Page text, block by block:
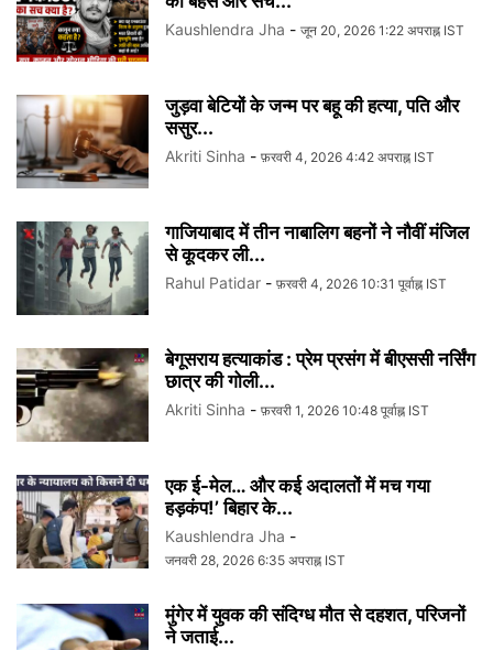
Kaushlendra Jha - जून 20, 2026 1:22 अपराह्न IST
जुड़वा बेटियों के जन्म पर बहू की हत्या, पति और
ससुर...
Akriti Sinha - फ़रवरी 4, 2026 4:42 अपराह्न IST
गाजियाबाद में तीन नाबालिग बहनों ने नौवीं मंजिल
से कूदकर ली...
Rahul Patidar - फ़रवरी 4, 2026 10:31 पूर्वाह्न IST
बेगूसराय हत्याकांड : प्रेम प्रसंग में बीएससी नर्सिंग
छात्र की गोली...
Akriti Sinha - फ़रवरी 1, 2026 10:48 पूर्वाह्न IST
एक ई-मेल… और कई अदालतों में मच गया
हड़कंप!’ बिहार के...
Kaushlendra Jha -
जनवरी 28, 2026 6:35 अपराह्न IST
मुंगेर में युवक की संदिग्ध मौत से दहशत, परिजनों
ने जताई...